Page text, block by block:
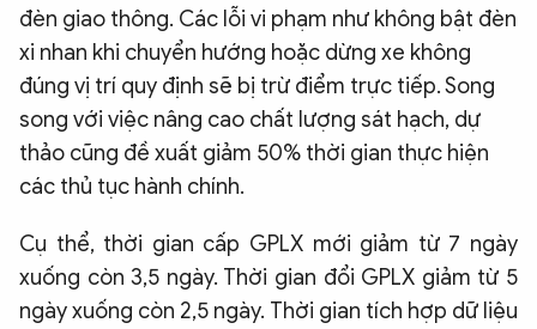
đèn giao thông. Các lỗi vi phạm như không bật đèn
xi nhan khi chuyển hướng hoặc dừng xe không
đúng vị trí quy định sẽ bị trừ điểm trực tiếp. Song
song với việc nâng cao chất lượng sát hạch, dự
thảo cũng đề xuất giảm 50% thời gian thực hiện
các thủ tục hành chính.
Cụ thể, thời gian cấp GPLX mới giảm từ 7 ngày
xuống còn 3,5 ngày. Thời gian đổi GPLX giảm từ 5
ngày xuống còn 2,5 ngày. Thời gian tích hợp dữ liệu